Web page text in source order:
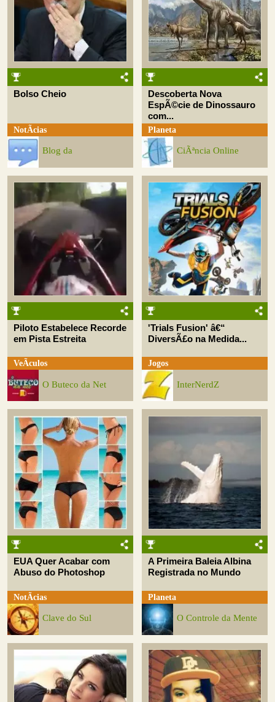
Bolso Cheio
NotÃ­cias
Blog da
Descoberta Nova
EspÃ©cie de Dinossauro
com...
Planeta
CiÃªncia Online
Piloto Estabelece Recorde
em Pista Estreita
VeÃ­culos
O Buteco da Net
'Trials Fusion' â€“
DiversÃ£o na Medida...
Jogos
InterNerdZ
EUA Quer Acabar com
Abuso do Photoshop
NotÃ­cias
Clave do Sul
A Primeira Baleia Albina
Registrada no Mundo
Planeta
O Controle da Mente